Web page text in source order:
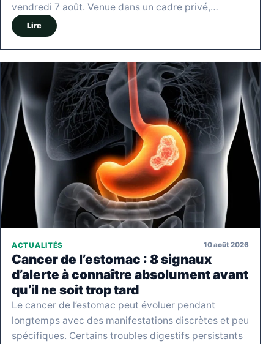
vendredi 7 août. Venue dans un cadre privé,…
Lire
ACTUALITÉS 10 août 2026
Cancer de l’estomac : 8 signaux
d’alerte à connaître absolument avant
qu’il ne soit trop tard
Le cancer de l’estomac peut évoluer pendant
longtemps avec des manifestations discrètes et peu
spécifiques. Certains troubles digestifs persistants